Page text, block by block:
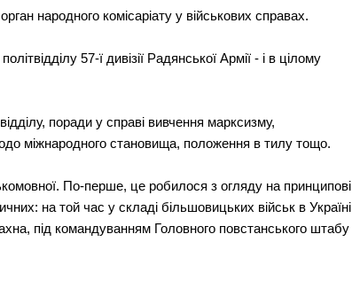
народного комісаріату у військових справах.
57-ї дивізії Радянської Армії - і в цілому
поради у справі вивчення марксизму,
міжнародного становища, положення в тилу тощо.
По-перше, це робилося з огляду на принципові
на той час у складі більшовицьких військ в Україні
під командуванням Головного повстанського штабу